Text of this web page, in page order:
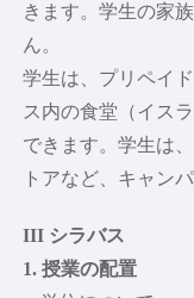
きます。学生の家
ん。
学生は、プリペイ
ス内の食堂（イス
できます。学生は
トアなど、キャン
III シラバス
1. 授業の配置